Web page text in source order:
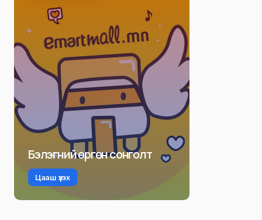
Бэлэгний өргөн сонголт
Цааш үзэх